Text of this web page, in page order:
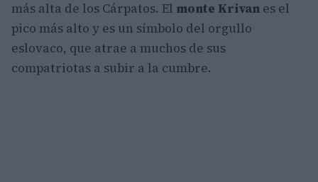
más alta de los Cárpatos. El monte Krivan es el
pico más alto y es un símbolo del orgullo
eslovaco, que atrae a muchos de sus
compatriotas a subir a la cumbre.